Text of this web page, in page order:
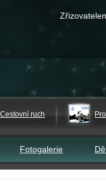
Cestovní ruch
Fotogalerie